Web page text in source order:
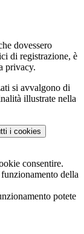
dovessero
di registrazione, è
privacy.
si avvalgono di
illustrate nella
i cookies
consentire.
della
potete